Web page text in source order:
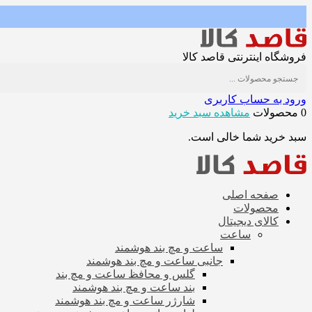
فروشگاه اینترنتی قاصد کالا
ورود به حساب کاربری
0 محصولات
مشاهده سبد خرید
سبد خرید شما خالی است.
صفحه اصلی
محصولات
کالای دیجیتال
ساعت
ساعت و مچ بند هوشمند
جانبی ساعت و مچ بند هوشمند
گلس و محافظ ساعت و مچ بند
بند ساعت و مچ بند هوشمند
شارژر ساعت و مچ بند هوشمند